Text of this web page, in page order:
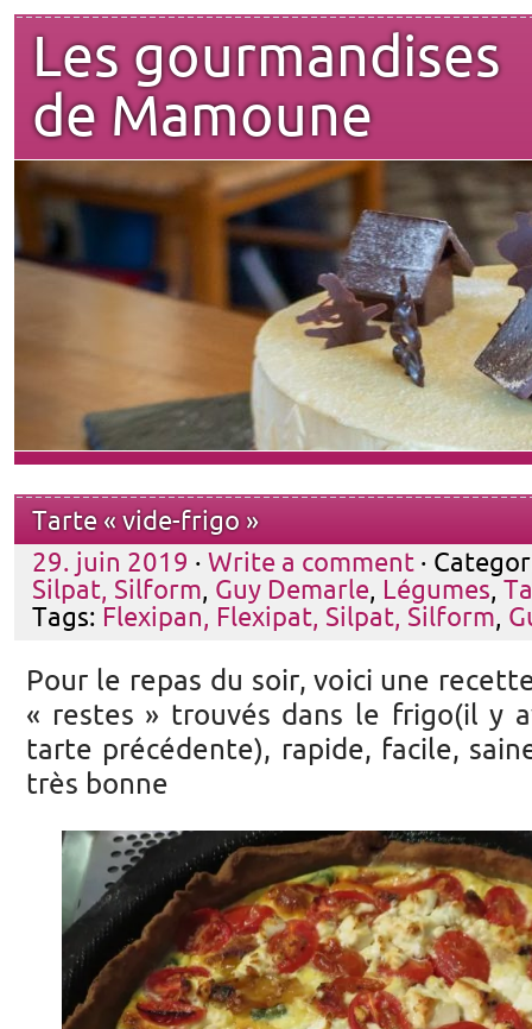
Les gourmandises
de Mamoune
Tarte « vide-frigo »
29. juin 2019 · Write a comment ·
Silpat, Silform, Guy Demarle, Légumes,
Tags: Flexipan, Flexipat, Silpat, Silform,
Pour le repas du soir, voici une
« restes » trouvés dans le frigo(il y
tarte précédente), rapide, facile,
très bonne